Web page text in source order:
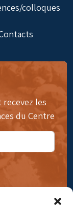
colloques
les
du Centre